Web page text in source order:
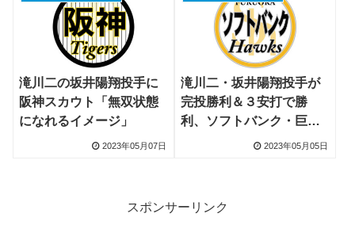
滝川二の坂井陽翔投手に
阪神スカウト「無双状態
になれるイメージ」
2023年05月07日
滝川二・坂井陽翔投手が
完投勝利＆３安打で勝
利、ソフトバンク・巨
人・阪神など１０球団視
2023年05月05日
スポンサーリンク